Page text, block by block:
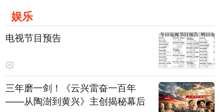
娱乐
电视节目预告
三年磨一剑！《云兴雷奋一百年
——从陶澍到黄兴》主创揭秘幕后